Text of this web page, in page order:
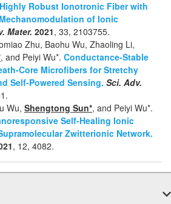
Robust Ionotronic Fiber with
of Ionic
Mater. 2021, 33, 2103755.
Zhu, Baohu Wu, Zhaoling Li,
, and Peiyi Wu*. Conductance-Stable
Core Microfibers for Stretchy
Self-Powered Sensing. Sci. Adv.
Wu, Shengtong Sun*, and Peiyi Wu*.
Self-Healing Ionic
Zwitterionic Network.
, 12, 4082.